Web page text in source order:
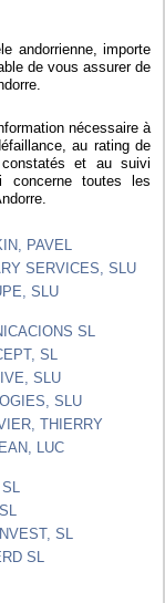
andorrienne, importe
de vous assurer de
nécessaire à
au rating de
et au suivi
concerne toutes les
PAVEL
SERVICES, SLU
SLU
SL
SL
SLU
SLU
THIERRY
LUC
SL
SL